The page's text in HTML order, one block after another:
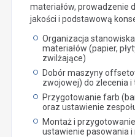
materiałów, prowadzenie
jakości i podstawową
Organizacja
materiałów (papier,
zwilżające)
Dobór maszyny
zwojowej) do zlecenia i
Przygotowanie farb
oraz ustawienie
Montaż i
ustawienie pasowania i